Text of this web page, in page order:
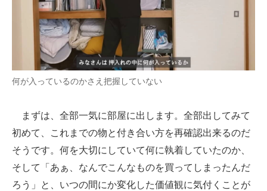
何が入っているのかさえ把握していない
まずは、全部一気に部屋に出します。全部出してみて
初めて、これまでの物と付き合い方を再確認出来るのだ
そうです。何を大切にしていて何に執着していたのか、
そして「あぁ、なんでこんなものを買ってしまったんだ
ろう」と、いつの間にか変化した価値観に気付くことが